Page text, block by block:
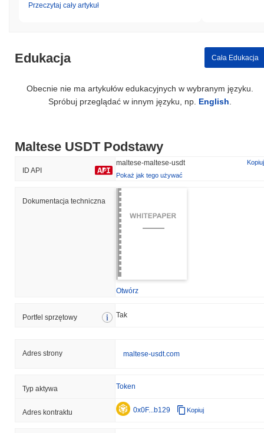
Przeczytaj cały artykuł
Edukacja Cała Edukacja
Obecnie nie ma artykułów edukacyjnych w wybranym języku.
Spróbuj przeglądać w innym języku, np. English.
Maltese USDT Podstawy
ID API
maltese-maltese-usdt
Kopiuj
Pokaż jak tego używać
Dokumentacja techniczna
Otwórz
Portfel sprzętowy Tak
Adres strony maltese-usdt.com
Typ aktywa Token
Adres kontraktu 0x0F...b129 Kopiuj